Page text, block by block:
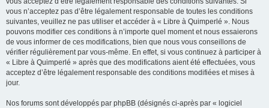
vous n’acceptez pas d’être légalement responsable de toutes les conditions
suivantes, veuillez ne pas utiliser et accéder à « Libre à Quimperlé ». Nous
pouvons modifier ces conditions à n’importe quel moment et nous essaierons
de vous informer de ces modifications, bien que nous vous conseillons de
vérifier régulièrement par vous-même. En effet, si vous continuez à participer à
« Libre à Quimperlé » après que des modifications aient été effectuées, vous
acceptez d’être légalement responsable des conditions modifiées et mises à
jour.
Nos forums sont développés par phpBB (désignés ci-après par « logiciel